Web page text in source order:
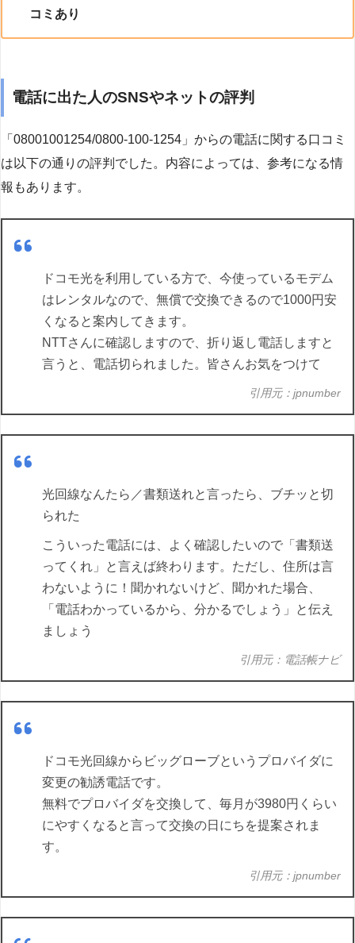
コミあり
電話に出た人のSNSやネットの評判
「08001001254/0800-100-1254」からの電話に関する口コミ
は以下の通りの評判でした。内容によっては、参考になる情
報もあります。
ドコモ光を利用している方で、今使っているモデム
はレンタルなので、無償で交換できるので1000円安
くなると案内してきます。
NTTさんに確認しますので、折り返し電話しますと
言うと、電話切られました。皆さんお気をつけて
引用元：jpnumber
光回線なんたら／書類送れと言ったら、ブチッと切
られた
こういった電話には、よく確認したいので「書類送
ってくれ」と言えば終わります。ただし、住所は言
わないように！聞かれないけど、聞かれた場合、
「電話わかっているから、分かるでしょう」と伝え
ましょう
引用元：電話帳ナビ
ドコモ光回線からビッグローブというプロバイダに
変更の勧誘電話です。
無料でプロバイダを交換して、毎月が3980円くらい
にやすくなると言って交換の日にちを提案されま
す。
引用元：jpnumber